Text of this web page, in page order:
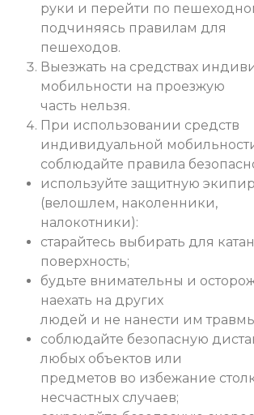
руки и перейти по
подчиняясь правилам для
пешеходов.
Выезжать на средствах
мобильности на проезжую
часть нельзя.
При использовании средств
индивидуальной
соблюдайте правила
используйте защитную
(велошлем, наколенники,
налокотники):
старайтесь выбирать для
поверхность;
будьте внимательны и
наехать на других
людей и не нанести им
соблюдайте безопасную
любых объектов или
предметов во избежание
несчастных случаев;